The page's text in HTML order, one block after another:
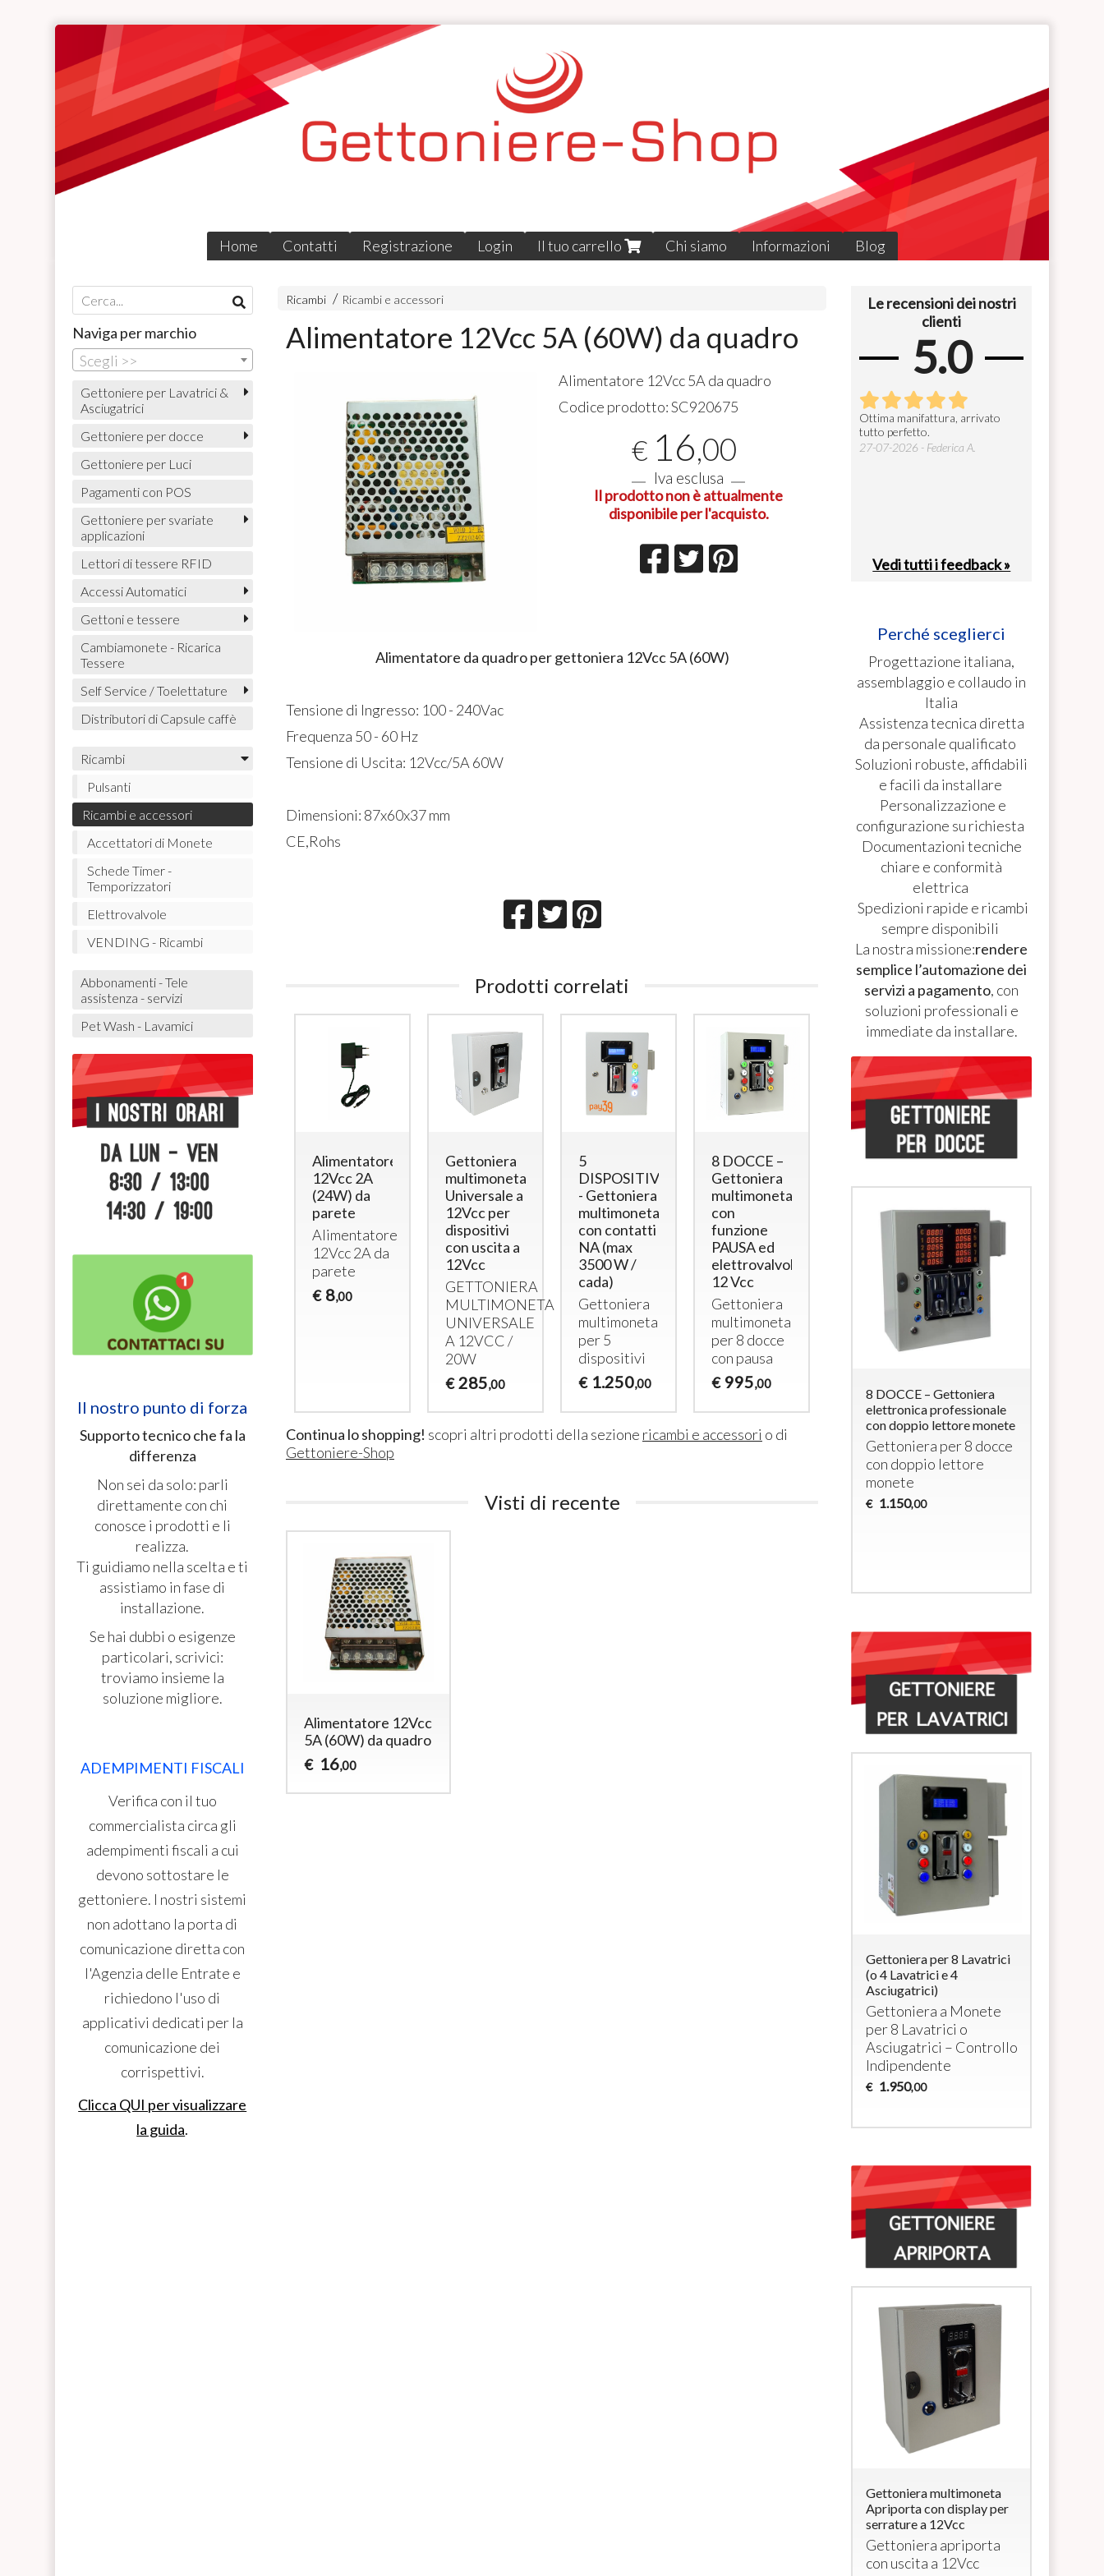
Home Contatti Registrazione Login Il tuo carrello Chi siamo Informazioni Blog
Ricambi Ricambi e accessori
Alimentatore 12Vcc 5A (60W) da quadro
Alimentatore 12Vcc 5A da quadro
Codice prodotto:SC920675
€ 16,00
Iva esclusa
Il prodotto non è attualmente
disponibile per l'acquisto.
Alimentatore da quadro per gettoniera 12Vcc 5A (60W)
Tensione di Ingresso: 100 - 240Vac
Frequenza 50 - 60 Hz
Tensione di Uscita: 12Vcc/5A 60W
Dimensioni: 87x60x37 mm
CE,Rohs
Prodotti correlati
Alimentatore
230/12Vcc
Alimentatore
Alimentatore
230/12Vcc
2,5A in
cassetta
Alimentatore
12Vcc –
2,5A
€
Alimentatore
12Vcc 2A
(24W) da
parete
Alimentatore
12Vcc 2A da
parete
€ 8,00
Gettoniera
multimoneta
Universale a
12Vcc per
dispositivi
con uscita a
12Vcc
GETTONIERA
MULTIMONETA
UNIVERSALE
A 12VCC /
20W
€ 285,00
5
DISPOSITIVI
- Gettoniera
multimoneta
con contatti
NA (max
3500 W /
cada)
Gettoniera
multimoneta
per 5
dispositivi
€ 1.250,00
8 DOCCE –
Gettoniera
multimoneta
con
funzione
PAUSA ed
elettrovalvole
12 Vcc
Gettoniera
multimoneta
per 8 docce
con pausa
€ 995,00
Alimentatore
cavo di
alimentazione
da 1,4m
Alimentatore
12Vcc 5A
con cavo
,00
Alimentatore
cassetta
stagna
Alimentatore
12Vcc – 5A
€
Continua lo shopping! scopri altri prodotti della sezione ricambi e accessori o di
Gettoniere-Shop
Visti di recente
Alimentatore 12Vcc
5A (60W) da quadro
€ 16,00
Naviga per marchio
Scegli >>
Gettoniere per Lavatrici &
Asciugatrici
Gettoniere per docce
Gettoniere per Luci
Pagamenti con POS
Gettoniere per svariate
applicazioni
Lettori di tessere RFID
Accessi Automatici
Gettoni e tessere
Cambiamonete - Ricarica
Tessere
Self Service / Toelettature
Distributori di Capsule caffè
Ricambi
Pulsanti
Ricambi e accessori
Accettatori di Monete
Schede Timer -
Temporizzatori
Elettrovalvole
VENDING - Ricambi
Abbonamenti - Tele
assistenza - servizi
Pet Wash - Lavamici
Il nostro punto di forza
Supporto tecnico che fa la
differenza
Non sei da solo: parli
direttamente con chi
conosce i prodotti e li
realizza.
Ti guidiamo nella scelta e ti
assistiamo in fase di
installazione.
Se hai dubbi o esigenze
particolari, scrivici:
troviamo insieme la
soluzione migliore.
ADEMPIMENTI FISCALI
Verifica con il tuo
commercialista circa gli
adempimenti fiscali a cui
devono sottostare le
gettoniere. I nostri sistemi
non adottano la porta di
comunicazione diretta con
l'Agenzia delle Entrate e
richiedono l'uso di
applicativi dedicati per la
comunicazione dei
corrispettivi.
Clicca QUI per visualizzare
la guida.
Le recensioni dei nostri
clienti
5.0
arriva già configurato in base alle
esigenze. La consegna ...
01-08-2026 - Valerio C.
Ottima manifattura, arrivato
tutto perfetto.
27-07-2026 - Federica A.
Vedi tutti i feedback »
Perché sceglierci
Progettazione italiana,
assemblaggio e collaudo in
Italia
Assistenza tecnica diretta
da personale qualificato
Soluzioni robuste, affidabili
e facili da installare
Personalizzazione e
configurazione su richiesta
Documentazioni tecniche
chiare e conformità
elettrica
Spedizioni rapide e ricambi
sempre disponibili
La nostra missione:rendere
semplice l’automazione dei
servizi a pagamento, con
soluzioni professionali e
immediate da installare.
Lettore RFID per Carte e
Braccialetti per 1 Doccia
Lettore RFID per
€ 220 ,00
4 docce - Lettore di
Carte/Braccialetti
LettoreRFIDcon 4
8 DOCCE – Gettoniera
elettronica professionale
con doppio lettore monete
Gettoniera per 8 docce
con doppio lettore
monete
€ 1.150,00
Gettoniera per 8 Lavatrici
(o 4 Lavatrici e 4
Asciugatrici)
Gettoniera a Monete
per 8 Lavatrici o
Asciugatrici – Controllo
Indipendente
€ 1.950,00
Gettoniera multimoneta
Apriporta con display per
serrature a 12Vcc
Gettoniera apriporta
con uscita a 12Vcc